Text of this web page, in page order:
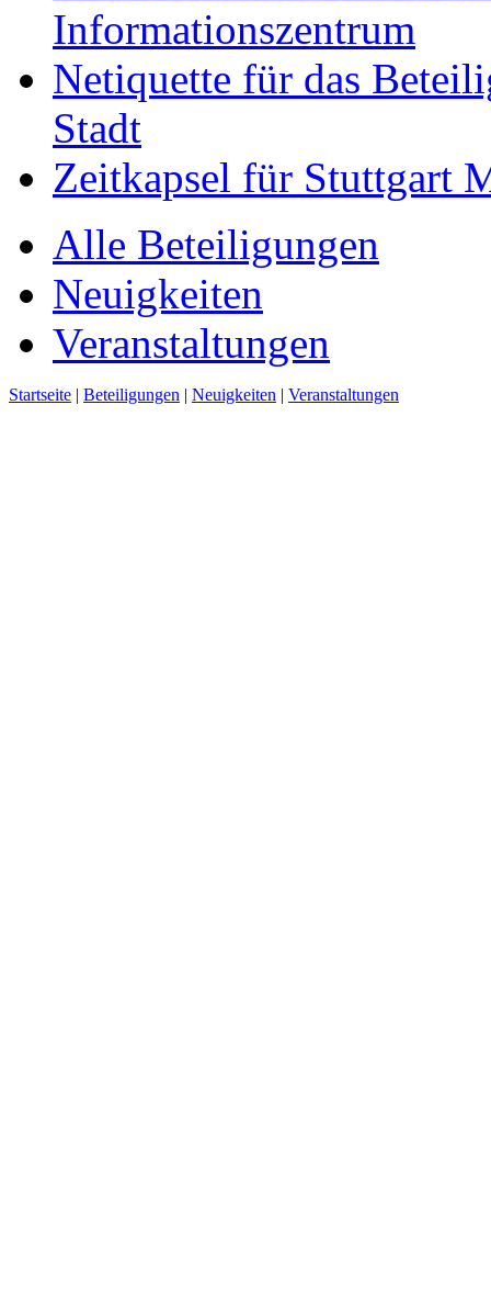
Informationszentrum
Netiquette für das
Stadt
Zeitkapsel für Stuttgart
Alle Beteiligungen
Neuigkeiten
Veranstaltungen
Startseite | Beteiligungen | Neuigkeiten | Veranstaltungen